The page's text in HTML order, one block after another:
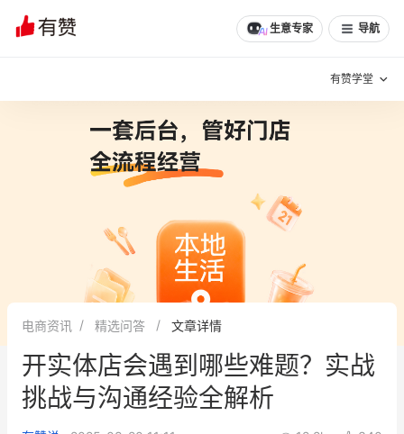
生意专家 导航
有赞学堂
增长方法
有赞专家说
新零售最佳实践
面对面聊增长
新零售大会 新零售茶会
文章 问诊 分享
电商资讯 精选问答 文章详情
开实体店会遇到哪些难题？实战
挑战与沟通经验全解析